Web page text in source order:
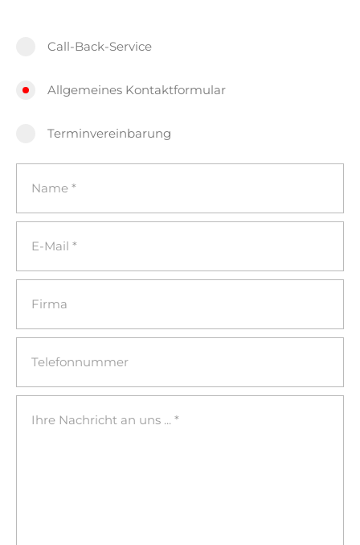
Call-Back-Service
Allgemeines Kontaktformular
Terminvereinbarung